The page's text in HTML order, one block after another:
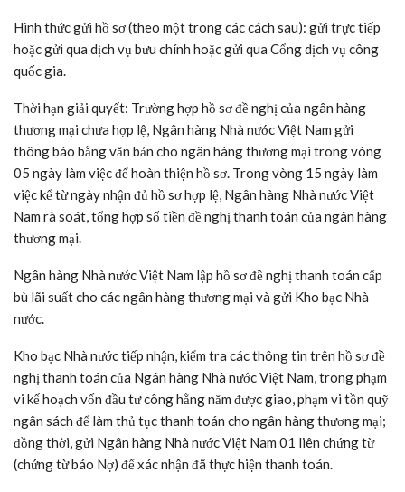
Hình thức gửi hồ sơ (theo một trong các cách sau): gửi trực tiếp
hoặc gửi qua dịch vụ bưu chính hoặc gửi qua Cổng dịch vụ công
quốc gia.
Thời hạn giải quyết: Trường hợp hồ sơ đề nghị của ngân hàng
thương mại chưa hợp lệ, Ngân hàng Nhà nước Việt Nam gửi
thông báo bằng văn bản cho ngân hàng thương mại trong vòng
05 ngày làm việc để hoàn thiện hồ sơ. Trong vòng 15 ngày làm
việc kể từ ngày nhận đủ hồ sơ hợp lệ, Ngân hàng Nhà nước Việt
Nam rà soát, tổng hợp số tiền đề nghị thanh toán của ngân hàng
thương mại.
Ngân hàng Nhà nước Việt Nam lập hồ sơ đề nghị thanh toán cấp
bù lãi suất cho các ngân hàng thương mại và gửi Kho bạc Nhà
nước.
Kho bạc Nhà nước tiếp nhận, kiểm tra các thông tin trên hồ sơ đề
nghị thanh toán của Ngân hàng Nhà nước Việt Nam, trong phạm
vi kế hoạch vốn đầu tư công hằng năm được giao, phạm vi tồn quỹ
ngân sách để làm thủ tục thanh toán cho ngân hàng thương mại;
đồng thời, gửi Ngân hàng Nhà nước Việt Nam 01 liên chứng từ
(chứng từ báo Nợ) để xác nhận đã thực hiện thanh toán.